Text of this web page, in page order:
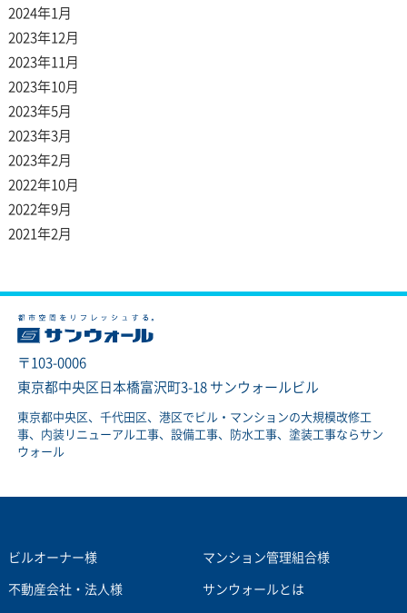
2024年1月
2023年12月
2023年11月
2023年10月
2023年5月
2023年3月
2023年2月
2022年10月
2022年9月
2021年2月
〒103-0006
東京都中央区日本橋富沢町3-18 サンウォールビル
東京都中央区、千代田区、港区でビル・マンションの大規模改修工
事、内装リニューアル工事、設備工事、防水工事、塗装工事ならサン
ウォール
ビルオーナー様 マンション管理組合様
不動産会社・法人様 サンウォールとは